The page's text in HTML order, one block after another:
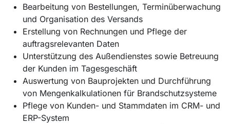
Bearbeitung von Bestellungen, Terminüberwachung
und Organisation des Versands
Erstellung von Rechnungen und Pflege der
auftragsrelevanten Daten
Unterstützung des Außendienstes sowie Betreuung
der Kunden im Tagesgeschäft
Auswertung von Bauprojekten und Durchführung
von Mengenkalkulationen für Brandschutzsysteme
Pflege von Kunden- und Stammdaten im CRM- und
ERP-System